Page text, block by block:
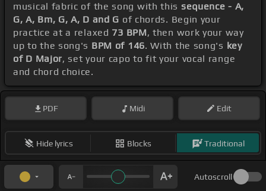
musical fabric of the song with this sequence - A,
G, A, Bm, G, A, D and G of chords. Begin your
practice at a relaxed 73 BPM, then work your way
up to the song's BPM of 146. With the song's key
of D Major, set your capo to fit your vocal range
and chord choice.
PDF Midi Edit
Hide lyrics Blocks Traditional
Autoscroll